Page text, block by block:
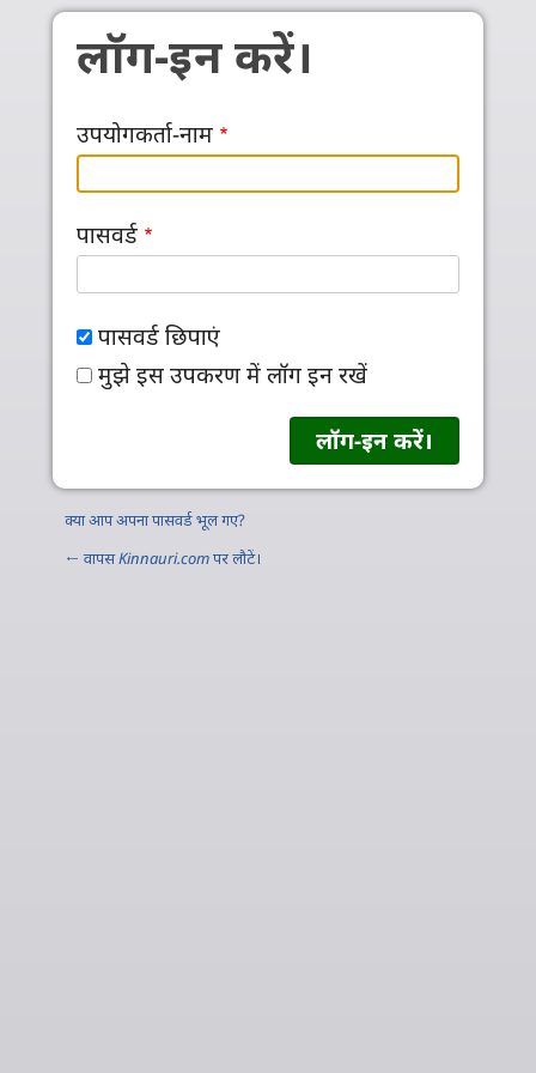
Skip to main content
लॉग-इन करें।
उपयोगकर्ता-नाम
पासवर्ड
पासवर्ड छिपाएं
मुझे इस उपकरण में लॉग इन रखें
क्या आप अपना पासवर्ड भूल गए?
← वापसKinnauri.comपर लौटें।